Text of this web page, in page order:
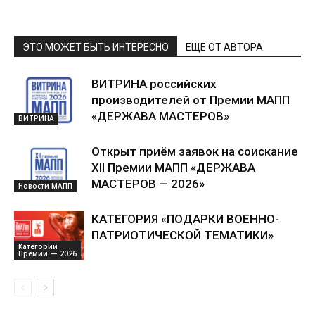
ЭТО МОЖЕТ БЫТЬ ИНТЕРЕСНО ЕЩЕ ОТ АВТОРА
ВИТРИНА
ВИТРИНА российских
производителей от Премии МАПП
«ДЕРЖАВА МАСТЕРОВ»
Новости МАПП
Открыт приём заявок на соискание
XII Премии МАПП «ДЕРЖАВА
МАСТЕРОВ — 2026»
Категории
Премии — 2026
КАТЕГОРИЯ «ПОДАРКИ ВОЕННО-
ПАТРИОТИЧЕСКОЙ ТЕМАТИКИ»